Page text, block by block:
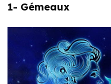
1- Gémeaux